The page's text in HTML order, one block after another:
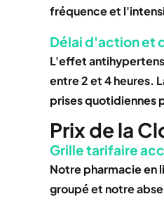
fréquence et
Délai d'action et
L'effet
entre 2 et 4 heures.
prises quotidiennes
Prix de la
Grille tarifaire
Notre pharmacie en
groupé et notre